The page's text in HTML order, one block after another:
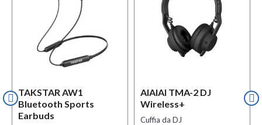
TAKSTAR AW1
Bluetooth Sports
Earbuds
AIAIAI TMA-2 DJ
Wireless+
Cuffia da DJ